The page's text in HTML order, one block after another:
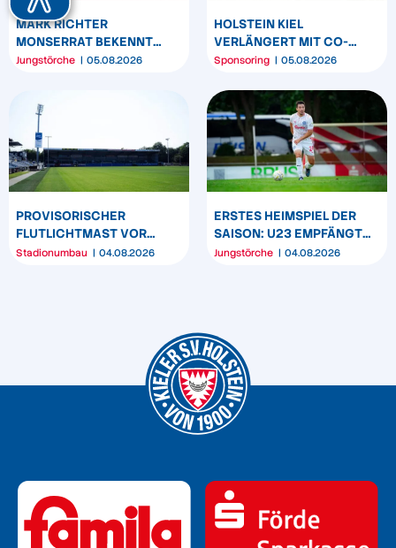
MARK RICHTER
MONSERRAT BEKENNT
SICH LANGFRISTIG ZUR
Jungstörche 05.08.2026
HOLSTEIN KIEL
VERLÄNGERT MIT CO-
SPONSOR SPREHE
Sponsoring 05.08.2026
PROVISORISCHER
FLUTLICHTMAST VOR
WESTTRIBÜNE WIRD
Stadionumbau 04.08.2026
ERSTES HEIMSPIEL DER
SAISON: U23 EMPFÄNGT
HEIDER SV
Jungstörche 04.08.2026